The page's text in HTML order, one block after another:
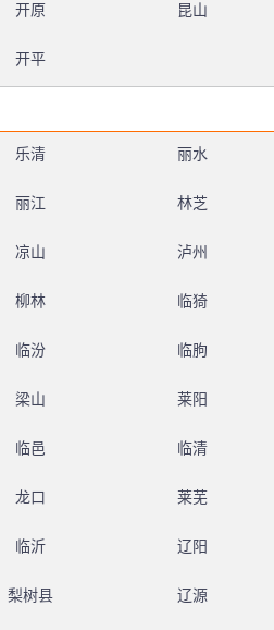
开原 昆山
开平
乐清 丽水
丽江 林芝
凉山 泸州
柳林 临猗
临汾 临朐
梁山 莱阳
临邑 临清
龙口 莱芜
临沂 辽阳
梨树县 辽源